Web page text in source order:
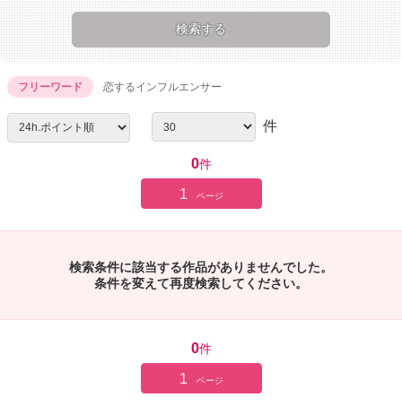
フリーワード 恋するインフルエンサー
件
0件
1 ページ
検索条件に該当する作品がありませんでした。
条件を変えて再度検索してください。
0件
1 ページ